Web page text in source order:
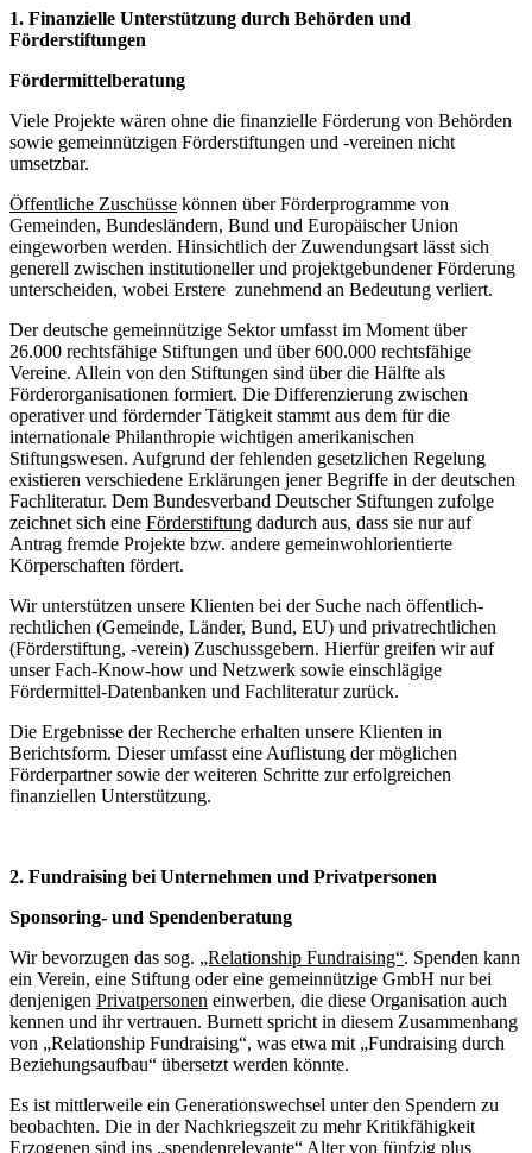
1. Finanzielle Unterstützung durch Behörden und
Förderstiftungen
Fördermittelberatung
Viele Projekte wären ohne die finanzielle Förderung von Behörden
sowie gemeinnützigen Förderstiftungen und -vereinen nicht
umsetzbar.
Öffentliche Zuschüsse können über Förderprogramme von
Gemeinden, Bundesländern, Bund und Europäischer Union
eingeworben werden. Hinsichtlich der Zuwendungsart lässt sich
generell zwischen institutioneller und projektgebundener Förderung
unterscheiden, wobei Erstere zunehmend an Bedeutung verliert.
Der deutsche gemeinnützige Sektor umfasst im Moment über
26.000 rechtsfähige Stiftungen und über 600.000 rechtsfähige
Vereine. Allein von den Stiftungen sind über die Hälfte als
Förderorganisationen formiert. Die Differenzierung zwischen
operativer und fördernder Tätigkeit stammt aus dem für die
internationale Philanthropie wichtigen amerikanischen
Stiftungswesen. Aufgrund der fehlenden gesetzlichen Regelung
existieren verschiedene Erklärungen jener Begriffe in der deutschen
Fachliteratur. Dem Bundesverband Deutscher Stiftungen zufolge
zeichnet sich eine Förderstiftung dadurch aus, dass sie nur auf
Antrag fremde Projekte bzw. andere gemeinwohlorientierte
Körperschaften fördert.
Wir unterstützen unsere Klienten bei der Suche nach öffentlich-
rechtlichen (Gemeinde, Länder, Bund, EU) und privatrechtlichen
(Förderstiftung, -verein) Zuschussgebern. Hierfür greifen wir auf
unser Fach-Know-how und Netzwerk sowie einschlägige
Fördermittel-Datenbanken und Fachliteratur zurück.
Die Ergebnisse der Recherche erhalten unsere Klienten in
Berichtsform. Dieser umfasst eine Auflistung der möglichen
Förderpartner sowie der weiteren Schritte zur erfolgreichen
finanziellen Unterstützung.
2. Fundraising bei Unternehmen und Privatpersonen
Sponsoring- und Spendenberatung
Wir bevorzugen das sog. „Relationship Fundraising“. Spenden kann
ein Verein, eine Stiftung oder eine gemeinnützige GmbH nur bei
denjenigen Privatpersonen einwerben, die diese Organisation auch
kennen und ihr vertrauen. Burnett spricht in diesem Zusammenhang
von „Relationship Fundraising“, was etwa mit „Fundraising durch
Beziehungsaufbau“ übersetzt werden könnte.
Es ist mittlerweile ein Generationswechsel unter den Spendern zu
beobachten. Die in der Nachkriegszeit zu mehr Kritikfähigkeit
Erzogenen sind ins „spendenrelevante“ Alter von fünfzig plus